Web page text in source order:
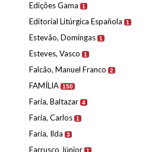
Edições Gama 1
Editorial Litúrgica Española 1
Estevão, Domingas 1
Esteves, Vasco 1
Falcão, Manuel Franco 2
FAMÍLIA 150
Faria, Baltazar 4
Faria, Carlos 1
Faria, Ilda 3
Farrusco Júnior 1